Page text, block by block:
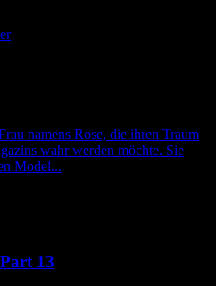
namens Rose, die ihren Traum
wahr werden möchte. Sie
Model...
13